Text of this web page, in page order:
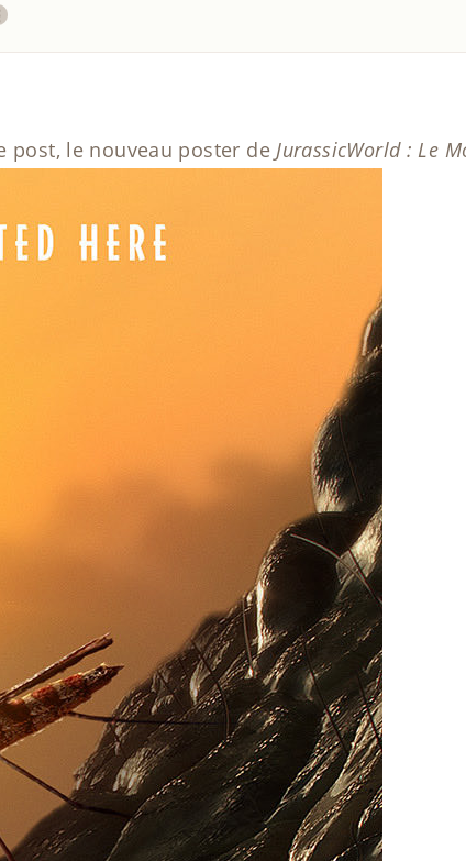
post, le nouveau poster deJurassicWorld : Le